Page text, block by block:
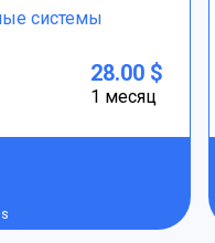
системы
28.00 $
1 месяц